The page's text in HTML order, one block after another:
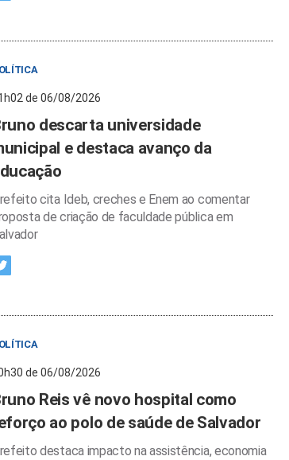
de 06/08/2026
descarta universidade
e destaca avanço da
cita Ideb, creches e Enem ao comentar
de criação de faculdade pública em
de 06/08/2026
Reis vê novo hospital como
ao polo de saúde de Salvador
destaca impacto na assistência, economia